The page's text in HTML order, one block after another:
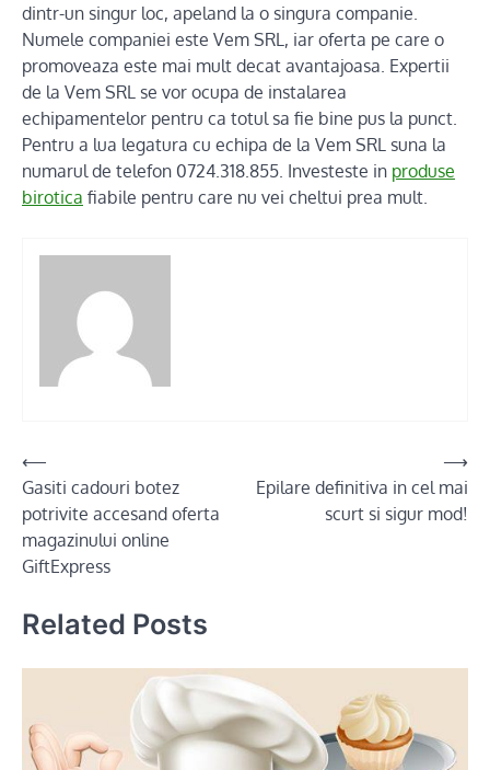
dintr-un singur loc, apeland la o singura companie.
Numele companiei este Vem SRL, iar oferta pe care o
promoveaza este mai mult decat avantajoasa. Expertii
de la Vem SRL se vor ocupa de instalarea
echipamentelor pentru ca totul sa fie bine pus la punct.
Pentru a lua legatura cu echipa de la Vem SRL suna la
numarul de telefon 0724.318.855. Investeste in produse
birotica fiabile pentru care nu vei cheltui prea mult.
Post
navigation
⟵
Gasiti cadouri botez
potrivite accesand oferta
magazinului online
GiftExpress
Epilare definitiva in cel mai
scurt si sigur mod!
⟶
Related Posts